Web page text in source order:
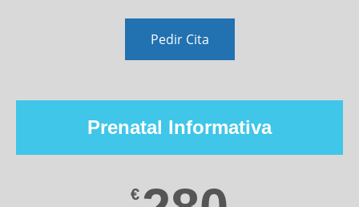
Pedir Cita
Prenatal Informativa
€